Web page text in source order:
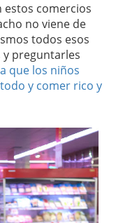
estos comercios
no viene de
todos esos
preguntarles
que los niños
y comer rico y